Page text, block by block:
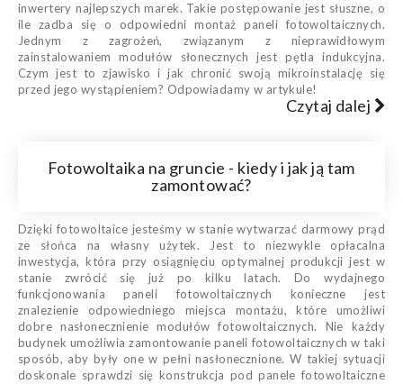
inwertery najlepszych marek. Takie postępowanie jest słuszne, o
ile zadba się o odpowiedni montaż paneli fotowoltaicznych.
Jednym z zagrożeń, związanym z nieprawidłowym
zainstalowaniem modułów słonecznych jest pętla indukcyjna.
Czym jest to zjawisko i jak chronić swoją mikroinstalację się
przed jego wystąpieniem? Odpowiadamy w artykule!
Czytaj dalej
Fotowoltaika na gruncie - kiedy i jak ją tam
zamontować?
Dzięki fotowoltaice jesteśmy w stanie wytwarzać darmowy prąd
ze słońca na własny użytek. Jest to niezwykle opłacalna
inwestycja, która przy osiągnięciu optymalnej produkcji jest w
stanie zwrócić się już po kilku latach. Do wydajnego
funkcjonowania paneli fotowoltaicznych konieczne jest
znalezienie odpowiedniego miejsca montażu, które umożliwi
dobre nasłonecznienie modułów fotowoltaicznych. Nie każdy
budynek umożliwia zamontowanie paneli fotowoltaicznych w taki
sposób, aby były one w pełni nasłonecznione. W takiej sytuacji
doskonale sprawdzi się konstrukcja pod panele fotowoltaiczne